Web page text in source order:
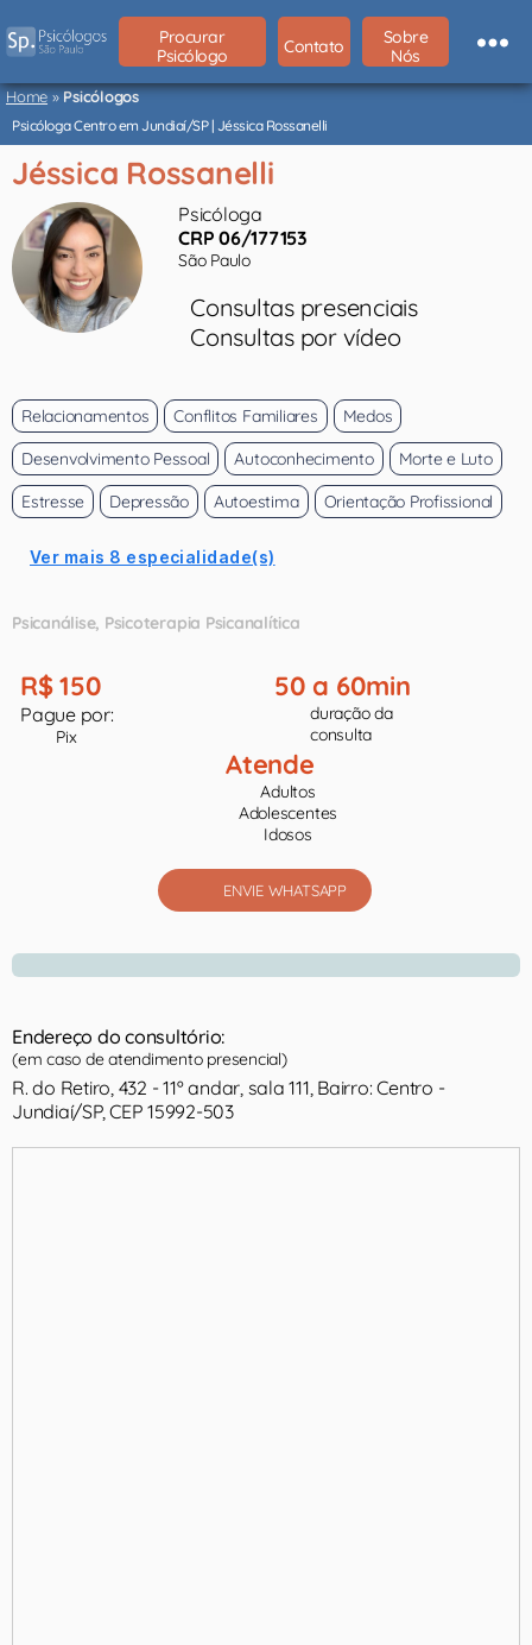
São
Paulo
Procurar
Psicólogo
Contato
Sobre
Nós
Home»Psicólogos
Psicóloga Centro em Jundiaí/SP | Jéssica Rossanelli
Jéssica Rossanelli
Psicóloga
CRP 06/177153
São Paulo
Consultas presenciais
Consultas por vídeo
Relacionamentos Conflitos Familiares
Medos
Desenvolvimento Pessoal
Autoconhecimento
Morte e Luto
Estresse
Depressão Autoestima Orientação Profissional
Ver mais 8 especialidade(s)
Psicanálise Psicoterapia Psicanalítica
R$ 150
Pague por:
Pix
50 a 60min
duração da
consulta
Atende
Adultos
Adolescentes
Idosos
ENVIE WHATSAPP
Endereço do consultório:
(em caso de atendimento presencial)
R. do Retiro, 432 - 11º andar, sala 111, Bairro: Centro -
Jundiaí/SP, CEP 15992-503